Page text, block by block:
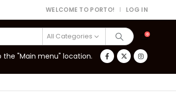
WELCOME TO PORTO! | LOG IN
All Categories 0
the "Main menu" location.